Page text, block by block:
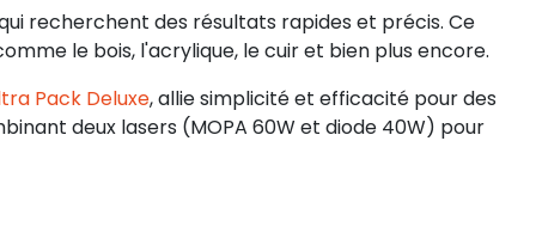
recherchent des résultats rapides et précis. Ce
le bois, l'acrylique, le cuir et bien plus encore.
Pack Deluxe, allie simplicité et efficacité pour des
deux lasers (MOPA 60W et diode 40W) pour